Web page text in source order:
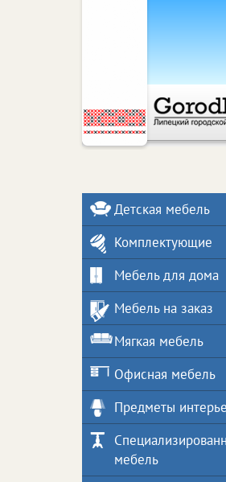
Детская мебель
Комплектующие
Мебель для дома
Мебель на заказ
Мягкая мебель
Офисная мебель
Предметы
мебель